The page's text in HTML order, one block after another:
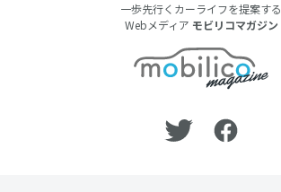
一歩先行くカーライフを提案する
Webメディア モビリコマガジン